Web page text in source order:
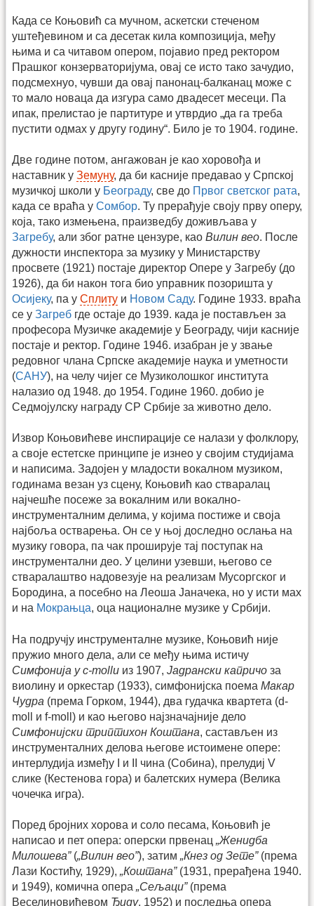
Када се Коњовић са мучном, аскетски стеченом
уштеђевином и са десетак кила композиција, међу
њима и са читавом опером, појавио пред ректором
Прашког конзерваторијума, овај се исто тако зачудио,
подсмехнуо, чувши да овај панонац-балканац може с
то мало новаца да изгура само двадесет месеци. Па
ипак, прелистао је партитуре и утврдио „да га треба
пустити одмах у другу годину“. Било је то 1904. године.
Две године потом, ангажован је као хоровођа и
наставник у Земуну, да би касније предавао у Српској
музичкој школи у Београду, све до Првог светског рата,
када се враћа у Сомбор. Ту прерађује своју прву оперу,
која, тако измењена, праизведбу доживљава у
Загребу, али због ратне цензуре, као Вилин вео. После
дужности инспектора за музику у Министарству
просвете (1921) постаје директор Опере у Загребу (до
1926), да би након тога био управник позоришта у
Осијеку, па у Сплиту и Новом Саду. Године 1933. враћа
се у Загреб где остаје до 1939. када је постављен за
професора Музичке академије у Београду, чији касније
постаје и ректор. Године 1946. изабран је у звање
редовног члана Српске академије наука и уметности
(САНУ), на челу чијег се Музиколошког института
налазио од 1948. до 1954. Године 1960. добио је
Седмојулску награду СР Србије за животно дело.
Извор Коњовићеве инспирације се налази у фолклору,
а своје естетске принципе је изнео у својим студијама
и написима. Задојен у младости вокалном музиком,
годинама везан уз сцену, Коњовић као стваралац
најчешће посеже за вокалним или вокално-
инструменталним делима, у којима постиже и своја
најбоља остварења. Он се у њој доследно ослања на
музику говора, па чак проширује тај поступак на
инструментални део. У целини узевши, његово се
стваралаштво надовезује на реализам Мусоргског и
Бородина, а посебно на Леоша Јаначека, но у исти мах
и на Мокрањца, оца националне музике у Србији.
На подручју инструменталне музике, Коњовић није
пружио много дела, али се међу њима истичу
Симфонија у c-mollu из 1907, Јадрански капричо за
виолину и оркестар (1933), симфонијска поема Макар
Чудра (према Горком, 1944), два гудачка квартета (d-
moll и f-moll) и као његово најзначајније дело
Симфонијски триптихон Коштана, састављен из
инструменталних делова његове истоимене опере:
интерлудија између I и II чина (Собина), прелудиј V
слике (Кестенова гора) и балетских нумера (Велика
чочечка игра).
Поред бројних хорова и соло песама, Коњовић је
написао и пет опера: оперски првенац „Женидба
Милошева”(„Вилин вео”), затим „Кнез од Зете”(према
Лази Костићу, 1929), „Коштана”(1931, прерађена 1940.
и 1949), комична опера „Сељаци”(према
Веселиновићевом Ђиду, 1952) и последња опера